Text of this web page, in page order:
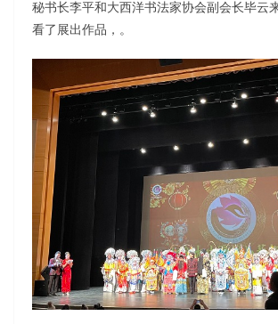
秘书长李平和大西洋书法家协会副会长毕云
看了展出作品，。